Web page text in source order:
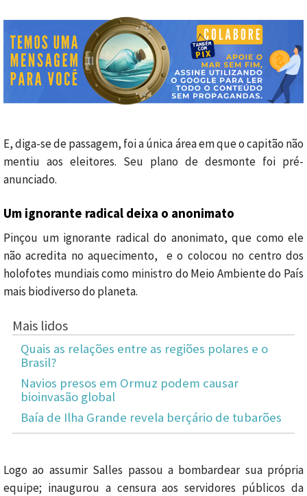
E, diga-se de passagem, foi a única área em que o capitão não
mentiu aos eleitores. Seu plano de desmonte foi pré-
anunciado.
Um ignorante radical deixa o anonimato
Pinçou um ignorante radical do anonimato, que como ele
não acredita no aquecimento, e o colocou no centro dos
holofotes mundiais como ministro do Meio Ambiente do País
mais biodiverso do planeta.
Mais lidos
Quais as relações entre as regiões polares e o
Brasil?
Navios presos em Ormuz podem causar
bioinvasão global
Baía de Ilha Grande revela berçário de tubarões
Logo ao assumir Salles passou a bombardear sua própria
equipe; inaugurou a censura aos servidores públicos da